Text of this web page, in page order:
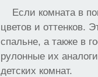
Если комната в
цветов и оттенков.
спальне, а также в
рулонные их
детских комнат.